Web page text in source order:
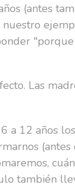
(antes
"porque
Las
a 12 años
también